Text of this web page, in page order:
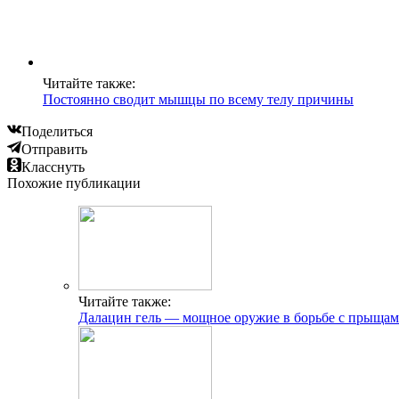
Читайте также:
Постоянно сводит мышцы по всему телу причины
Поделиться
Отправить
Класснуть
Похожие публикации
Читайте также:
Далацин гель — мощное оружие в борьбе с